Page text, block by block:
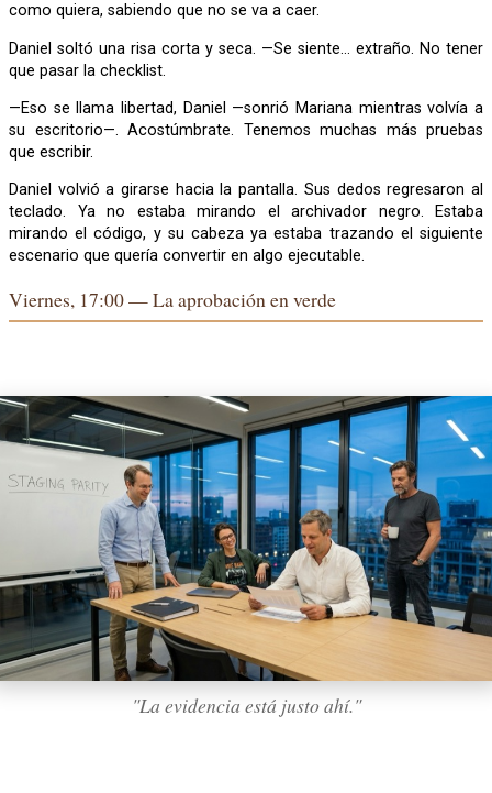
como quiera, sabiendo que no se va a caer.
Daniel soltó una risa corta y seca. —Se siente… extraño. No tener
que pasar la checklist.
—Eso se llama libertad, Daniel —sonrió Mariana mientras volvía a
su escritorio—. Acostúmbrate. Tenemos muchas más pruebas
que escribir.
Daniel volvió a girarse hacia la pantalla. Sus dedos regresaron al
teclado. Ya no estaba mirando el archivador negro. Estaba
mirando el código, y su cabeza ya estaba trazando el siguiente
escenario que quería convertir en algo ejecutable.
Viernes, 17:00 — La aprobación en verde
"La evidencia está justo ahí."